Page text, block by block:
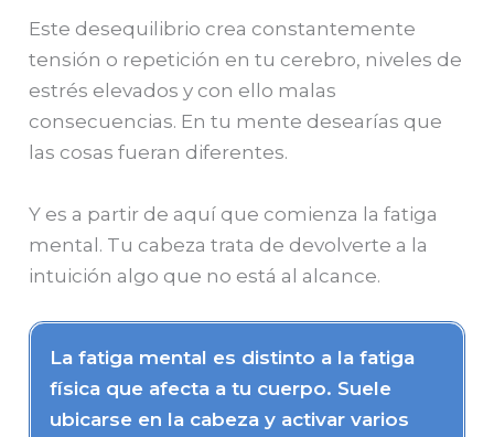
Este desequilibrio crea constantemente
tensión o repetición en tu cerebro, niveles de
estrés elevados y con ello malas
consecuencias. En tu mente desearías que
las cosas fueran diferentes.
Y es a partir de aquí que comienza la fatiga
mental. Tu cabeza trata de devolverte a la
intuición algo que no está al alcance.
La fatiga mental es distinto a la fatiga
física que afecta a tu cuerpo. Suele
ubicarse en la cabeza y activar varios